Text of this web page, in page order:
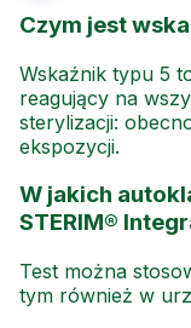
Czym jest
Wskaźnik typu 5
reagujący na
sterylizacji:
ekspozycji.
W jakich
STERIM®
Test można
tym również w